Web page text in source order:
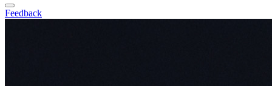
Feedback